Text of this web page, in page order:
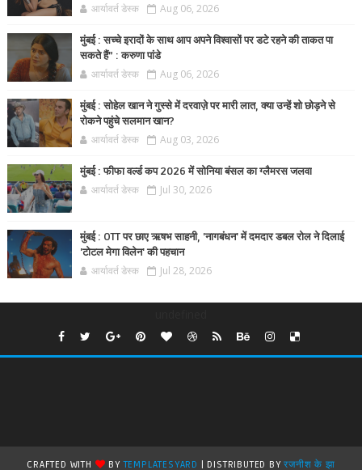
आर्यावर्त डेस्क Aug 06, 2026
मुंबई : सच्चे इरादों के साथ आप अपने विश्वासों पर डटे रहने की ताकत पा
सकते हैं” : करुणा पांडे
आर्यावर्त डेस्क Aug 06, 2026
मुंबई : सोहेल खान ने गुस्से में दरवाज़े पर मारी लात, क्या उन्हें शो छोड़ने से
रोकने पहुंचे सलमान खान?
आर्यावर्त डेस्क Aug 03, 2026
मुंबई : फीफा वर्ल्ड कप 2026 में सोनिया बंसल का ग्लैमरस जलवा
आर्यावर्त डेस्क Jul 30, 2026
मुंबई : OTT पर छाए ऋषभ साहनी, 'नागबंधन' में दमदार डबल रोल ने दिलाई
'टोटल मेगा विलेन' की पहचान
आर्यावर्त डेस्क Jul 28, 2026
CRAFTED WITH BYTEMPLATESYARD | DISTRIBUTED BYरजनीश के झा